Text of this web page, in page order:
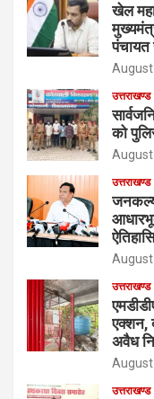
खेल
पंचायत
August
उत्तराखण्ड
को
August
उत्तराखण्ड
August
उत्तराखण्ड
एक्शन,
अवैध
August
उत्तराखण्ड